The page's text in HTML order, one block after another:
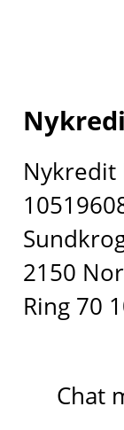
Nykredit
2150
Ring 70
Chat